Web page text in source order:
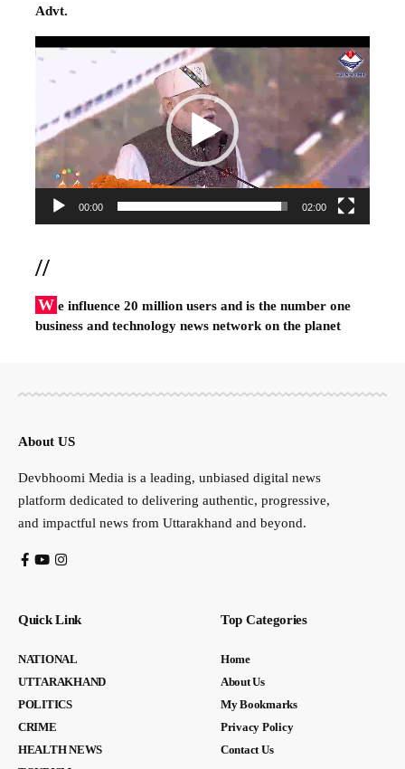
Advt.
Video
00:00 02:00
//
W e influence 20 million users and is the number one
business and technology news network on the planet
About US
Devbhoomi Media is a leading, unbiased digital news
platform dedicated to delivering authentic, progressive,
and impactful news from Uttarakhand and beyond.
Quick Link
NATIONAL
UTTARAKHAND
POLITICS
CRIME
HEALTH NEWS
Top Categories
Home
About Us
My Bookmarks
Privacy Policy
Contact Us